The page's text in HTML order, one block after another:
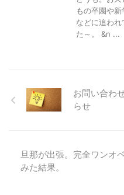
もの卒園や
などに追わ
た～。 &n ...
お問い合わ
らせ
旦那が出張。完全ワンオ
みた結果。